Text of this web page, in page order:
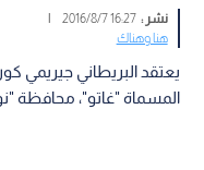
نشر :16:27 2016/8/7
|
هنا وهناك
يعتقد البريطاني جيريمي
المسماة "غاتو"، محافظة